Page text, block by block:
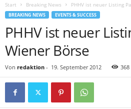
Start Breaking News PHHV ist neuer Listing
BREAKING NEWS EVENTS & SUCCESS
PHHV ist neuer
Wiener Börse
Von redaktion - 19. September 2012 368